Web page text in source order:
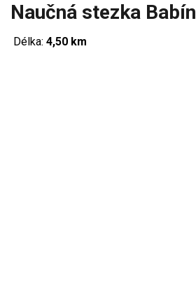
Naučná stezka Babín
Délka: 4,50 km